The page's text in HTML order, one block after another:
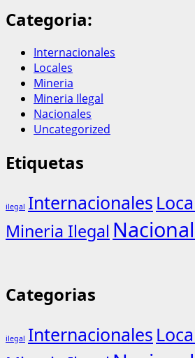
Categoria:
Internacionales
Locales
Mineria
Mineria Ilegal
Nacionales
Uncategorized
Etiquetas
ilegal Internacionales
Mineria Ilegal
Categorias
ilegal Internacionales